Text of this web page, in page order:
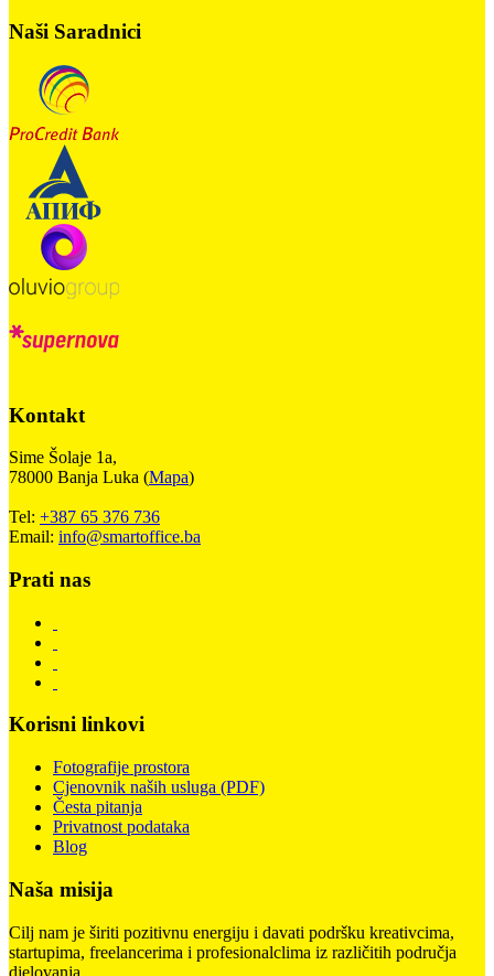
Naši Saradnici
Kontakt
Sime Šolaje 1a,
78000 Banja Luka (Mapa)
Tel: +387 65 376 736
Email: info@smartoffice.ba
Prati nas
Korisni linkovi
Fotografije prostora
Cjenovnik naših usluga (PDF)
Česta pitanja
Privatnost podataka
Blog
Naša misija
Cilj nam je širiti pozitivnu energiju i davati podršku kreativcima,
startupima, freelancerima i profesionalclima iz različitih područja
djelovanja.